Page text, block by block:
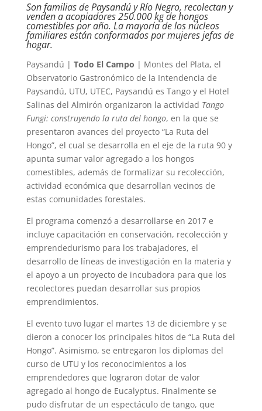
Son familias de Paysandú y Río Negro, recolectan y
venden a acopiadores 250.000 kg de hongos
comestibles por año. La mayoría de los núcleos
familiares están conformados por mujeres jefas de
hogar.
Paysandú | Todo El Campo | Montes del Plata, el
Observatorio Gastronómico de la Intendencia de
Paysandú, UTU, UTEC, Paysandú es Tango y el Hotel
Salinas del Almirón organizaron la actividad Tango
Fungi: construyendo la ruta del hongo, en la que se
presentaron avances del proyecto “La Ruta del
Hongo”, el cual se desarrolla en el eje de la ruta 90 y
apunta sumar valor agregado a los hongos
comestibles, además de formalizar su recolección,
actividad económica que desarrollan vecinos de
estas comunidades forestales.
El programa comenzó a desarrollarse en 2017 e
incluye capacitación en conservación, recolección y
emprendedurismo para los trabajadores, el
desarrollo de líneas de investigación en la materia y
el apoyo a un proyecto de incubadora para que los
recolectores puedan desarrollar sus propios
emprendimientos.
El evento tuvo lugar el martes 13 de diciembre y se
dieron a conocer los principales hitos de “La Ruta del
Hongo”. Asimismo, se entregaron los diplomas del
curso de UTU y los reconocimientos a los
emprendedores que lograron dotar de valor
agregado al hongo de Eucalyptus. Finalmente se
pudo disfrutar de un espectáculo de tango, que